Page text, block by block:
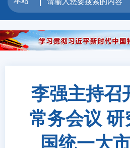
李强主持召
常务会议
国统一大